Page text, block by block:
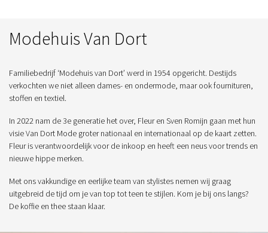
Modehuis Van Dort
Familiebedrijf ‘Modehuis van Dort’ werd in 1954 opgericht. Destijds
verkochten we niet alleen dames- en ondermode, maar ook fournituren,
stoffen en textiel.
In 2022 nam de 3e generatie het over, Fleur en Sven Romijn gaan met hun
visie Van Dort Mode groter nationaal en internationaal op de kaart zetten.
Fleur is verantwoordelijk voor de inkoop en heeft een neus voor trends en
nieuwe hippe merken.
Met ons vakkundige en eerlijke team van stylistes nemen wij graag
uitgebreid de tijd om je van top tot teen te stijlen. Kom je bij ons langs?
De koffie en thee staan klaar.